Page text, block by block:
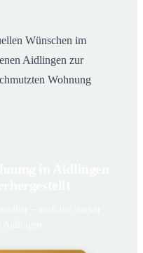
Wünschen im
Aidlingen zur
Wohnung